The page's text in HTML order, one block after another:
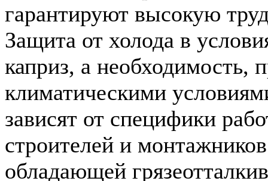
гарантируют высокую
Защита от холода в
каприз, а необходимость,
климатическими
зависят от специфики
строителей и
обладающей